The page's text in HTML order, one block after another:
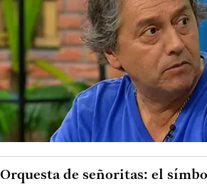
Orquesta de señoritas: el